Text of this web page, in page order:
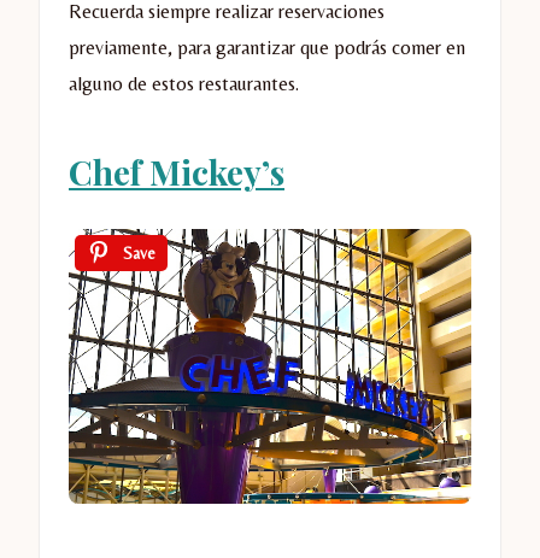
Recuerda siempre realizar reservaciones
previamente, para garantizar que podrás comer en
alguno de estos restaurantes.
Chef Mickey’s
Save